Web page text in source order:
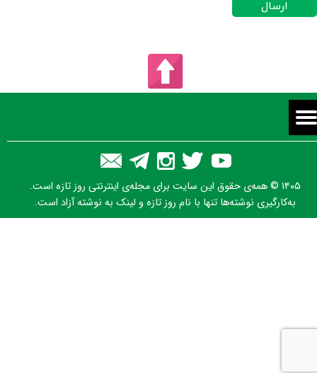
ارسال
۱۴۰۵ © همه‌ی حقوق این سایت برای مجله‌ی اینترنتی روز تازه است.
به‌کارگیری نوشته‌ها تنها با نام روز تازه و لینک به نوشته آزاد است.